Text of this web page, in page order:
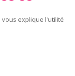
vous explique l'utilité